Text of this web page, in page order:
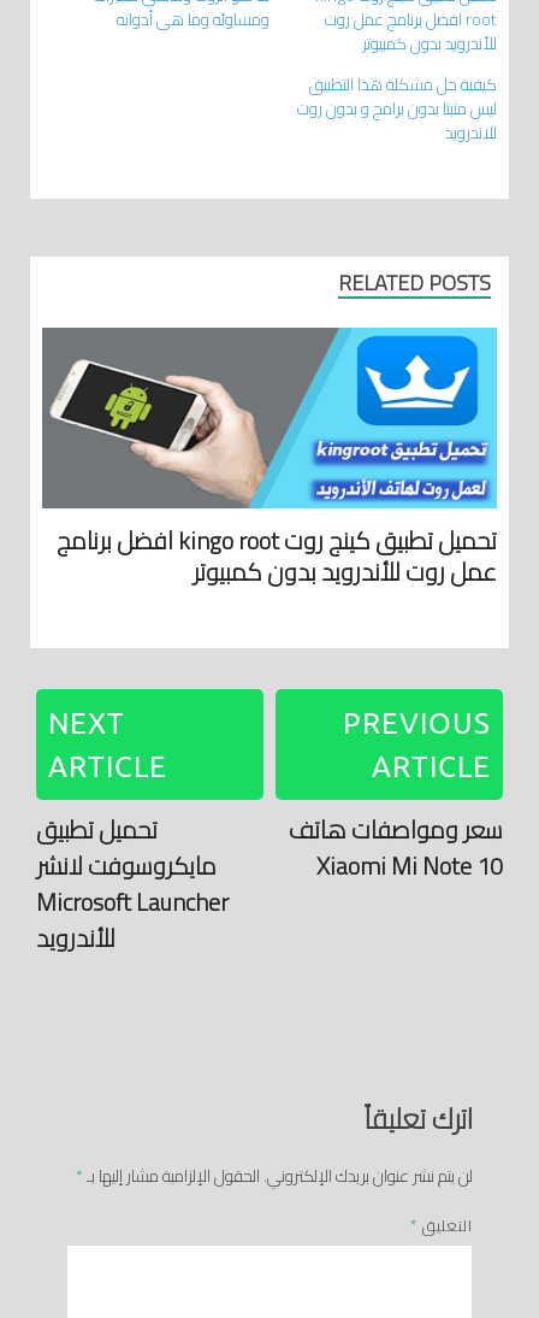
root افضل برنامج عمل روت
للأندرويد بدون كمبيوتر
ومساوئه وما هي أدواته
كيفية حل مشكلة هذا التطبيق
ليس مثبتا بدون برامج و بدون روت
للاندرويد
RELATED POSTS
تحميل تطبيق كينج روت kingo root افضل برنامج
عمل روت للأندرويد بدون كمبيوتر
PREVIOUS
ARTICLE
سعر ومواصفات هاتف
Xiaomi Mi Note 10
NEXT
ARTICLE
تحميل تطبيق
مايكروسوفت لانشر
Microsoft Launcher
للأندرويد
اترك تعليقاً
لن يتم نشر عنوان بريدك الإلكتروني.الحقول الإلزامية مشار إليها بـ*
التعليق *